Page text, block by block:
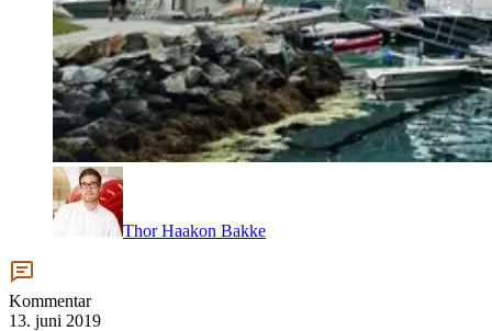
Thor Haakon Bakke
Kommentar
13. juni 2019